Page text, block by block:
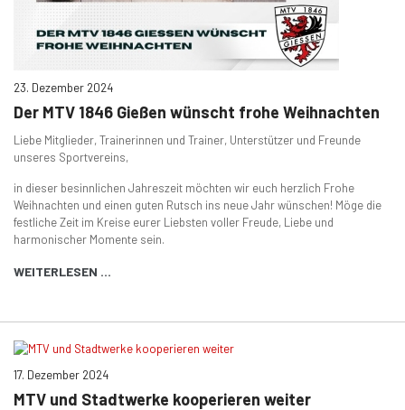
23. Dezember 2024
Der MTV 1846 Gießen wünscht frohe Weihnachten
Liebe Mitglieder, Trainerinnen und Trainer, Unterstützer und Freunde
unseres Sportvereins,
in dieser besinnlichen Jahreszeit möchten wir euch herzlich Frohe
Weihnachten und einen guten Rutsch ins neue Jahr wünschen! Möge die
festliche Zeit im Kreise eurer Liebsten voller Freude, Liebe und
harmonischer Momente sein.
WEITERLESEN …
17. Dezember 2024
MTV und Stadtwerke kooperieren weiter